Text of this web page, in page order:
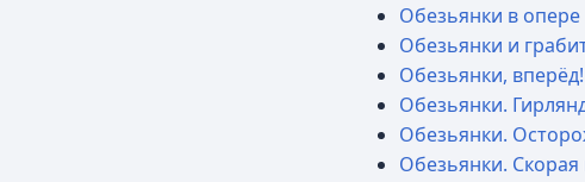
Обезьянки в опере
Обезьянки и
Обезьянки, вперёд!
Обезьянки.
Обезьянки.
Обезьянки.